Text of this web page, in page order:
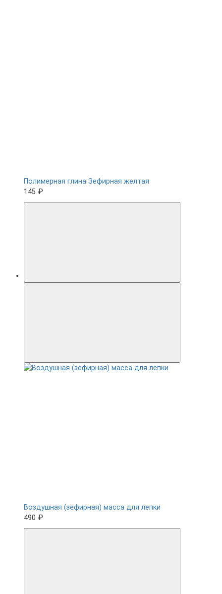
Полимерная глина Зефирная желтая
145 ₽
Воздушная (зефирная) масса для лепки
490 ₽